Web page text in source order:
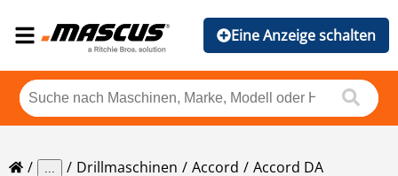
Eine Anzeige schalten
... Drillmaschinen Accord Accord DA